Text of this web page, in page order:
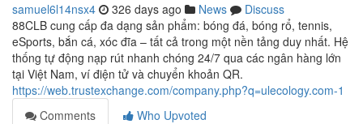
samuel6l14nsx4 326 days ago News
Discuss
88CLB cung cấp đa dạng sản phẩm: bóng đá, bóng rổ, tennis,
eSports, bắn cá, xóc đĩa – tất cả trong một nền tảng duy nhất. Hệ
thống tự động nạp rút nhanh chóng 24/7 qua các ngân hàng lớn
tại Việt Nam, ví điện tử và chuyển khoản QR.
https://web.trustexchange.com/company.php?q=ulecology.com-1
Comments
Who Upvoted